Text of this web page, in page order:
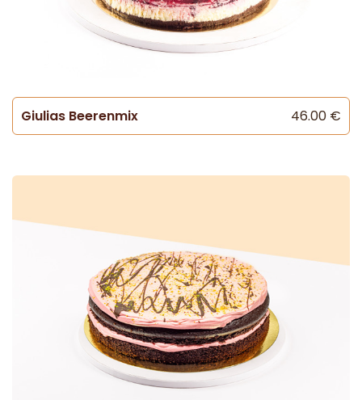
Giulias Beerenmix 46.00 €